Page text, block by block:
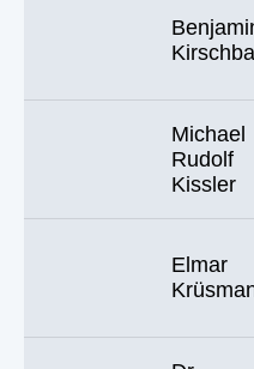
Michael
Rudolf
Kissler
Elmar